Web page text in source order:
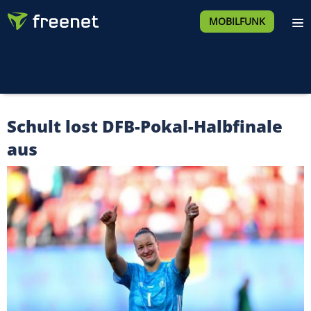
MOBILFUNK
Schult lost DFB-Pokal-Halbfinale
aus